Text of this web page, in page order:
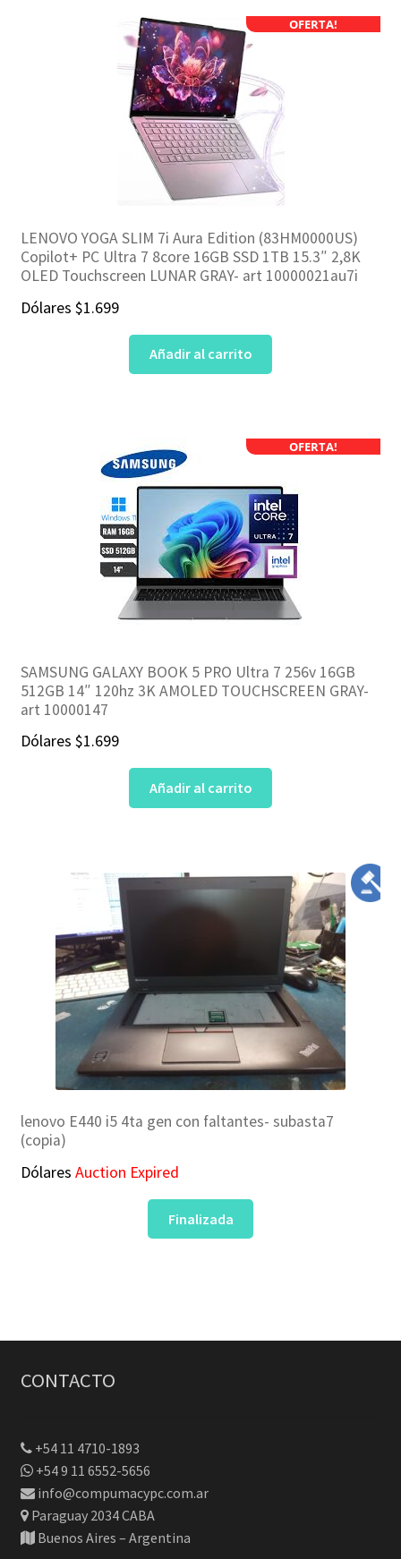
OFERTA!
LENOVO YOGA SLIM 7i Aura Edition (83HM0000US)
Copilot+ PC Ultra 7 8core 16GB SSD 1TB 15.3″ 2,8K
OLED Touchscreen LUNAR GRAY- art 10000021au7i
Dólares $1.699
Añadir al carrito
OFERTA!
SAMSUNG GALAXY BOOK 5 PRO Ultra 7 256v 16GB
512GB 14″ 120hz 3K AMOLED TOUCHSCREEN GRAY-
art 10000147
Dólares $1.699
Añadir al carrito
lenovo E440 i5 4ta gen con faltantes- subasta7
(copia)
Dólares Auction Expired
Finalizada
CONTACTO
+54 11 4710-1893
+54 9 11 6552-5656
info@compumacypc.com.ar
Paraguay 2034 CABA
Buenos Aires – Argentina